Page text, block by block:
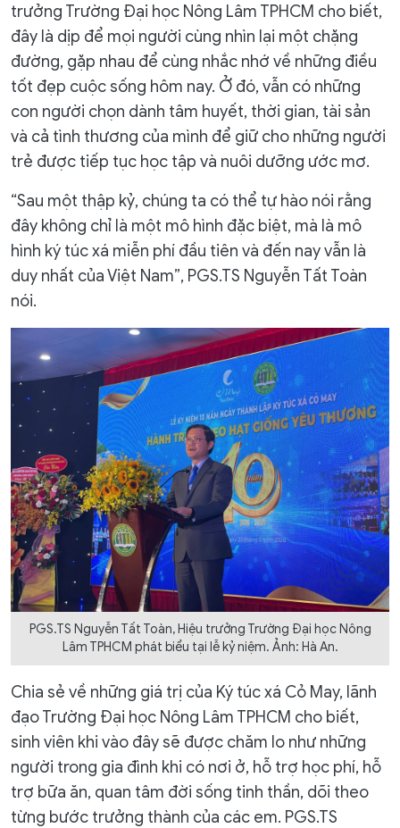
trưởng Trường Đại học Nông Lâm TPHCM cho biết,
đây là dịp để mọi người cùng nhìn lại một chặng
đường, gặp nhau để cùng nhắc nhớ về những điều
tốt đẹp cuộc sống hôm nay. Ở đó, vẫn có những
con người chọn dành tâm huyết, thời gian, tài sản
và cả tình thương của mình để giữ cho những người
trẻ được tiếp tục học tập và nuôi dưỡng ước mơ.
“Sau một thập kỷ, chúng ta có thể tự hào nói rằng
đây không chỉ là một mô hình đặc biệt, mà là mô
hình ký túc xá miễn phí đầu tiên và đến nay vẫn là
duy nhất của Việt Nam”, PGS.TS Nguyễn Tất Toàn
nói.
PGS.TS Nguyễn Tất Toàn, Hiệu trưởng Trường Đại học Nông
Lâm TPHCM phát biểu tại lễ kỷ niệm. Ảnh: Hà An.
Chia sẻ về những giá trị của Ký túc xá Cỏ May, lãnh
đạo Trường Đại học Nông Lâm TPHCM cho biết,
sinh viên khi vào đây sẽ được chăm lo như những
người trong gia đình khi có nơi ở, hỗ trợ học phí, hỗ
trợ bữa ăn, quan tâm đời sống tinh thần, dõi theo
từng bước trưởng thành của các em. PGS.TS